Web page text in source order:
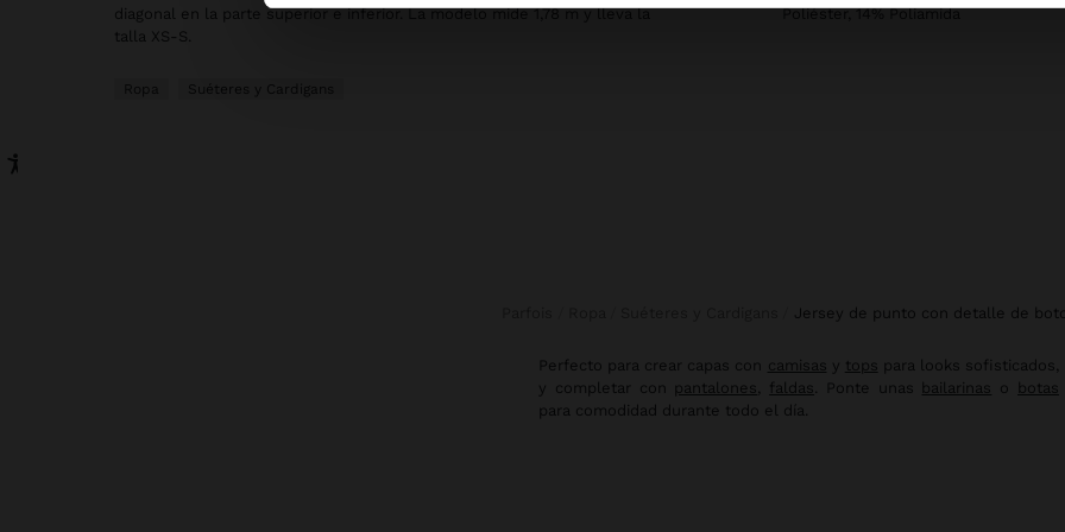
diagonal en la parte superior e inferior. La modelo mide 1,78 m y lleva la
talla XS-S.
Ropa Suéteres y Cardigans
Poliéster, 14% Poliamida
jersey de punto con detalle de
Perfecto para crear capas con camisas y tops para looks sofisticados,
y completar con
pantalones, faldas. Ponte unas bailarinas o
botas
para comodidad durante todo el día.